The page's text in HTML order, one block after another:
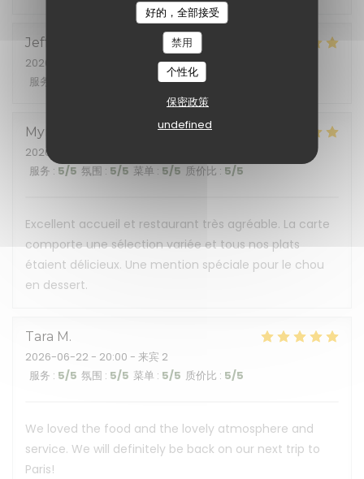
好的，全部接受
禁用
个性化
保密政策
undefined
Jeffrey
2026-07-04
- 19:30 - 来宾 2
服务
:5/5 质价比
Myriam
2026-07-02
服务 : 5/5 氛围 : 5/5 菜单 : 5/5 质价比 : 5/5
Excellent accueil et restaurant très agréable. La carte
comporte une sélection variée et tous nos plats
étaient délicieux. Une mention spéciale pour le chou
en dessert.
Tara M
2026-06-22 - 20:00 - 来宾 2
服务 : 5/5 氛围 : 5/5 菜单 : 5/5 质价比 : 5/5
We loved the food and the lovely atmosphere and
service. We will definitely be back on our next trip to
Paris!